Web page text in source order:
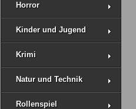
Horror
Kinder und Jugend
Krimi
Natur und Technik
Rollenspiel